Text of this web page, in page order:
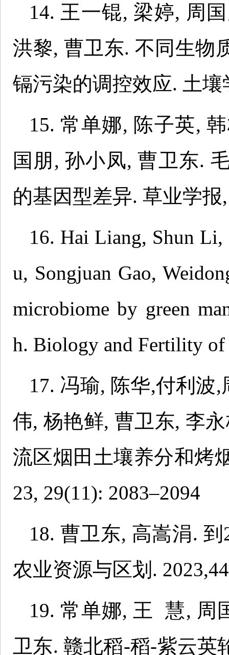
14. 王一锟, 梁婷, 周
洪黎, 曹卫东. 不同生物
镉污染的调控效应. 土壤
15. 常单娜, 陈子英,
国朋, 孙小凤, 曹卫东.
的基因型差异. 草业学报
16. Hai Liang, Shun
u, Songjuan Gao,
microbiome by green
h. Biology and Fertility
17. 冯瑜, 陈华,付利波
伟, 杨艳鲜, 曹卫东, 李
流区烟田土壤养分和烤
23, 29(11): 2083–2094
18. 曹卫东, 高嵩涓.
农业资源与区划.
19. 常单娜, 王 慧, 周
卫东. 赣北稻-稻-紫云英